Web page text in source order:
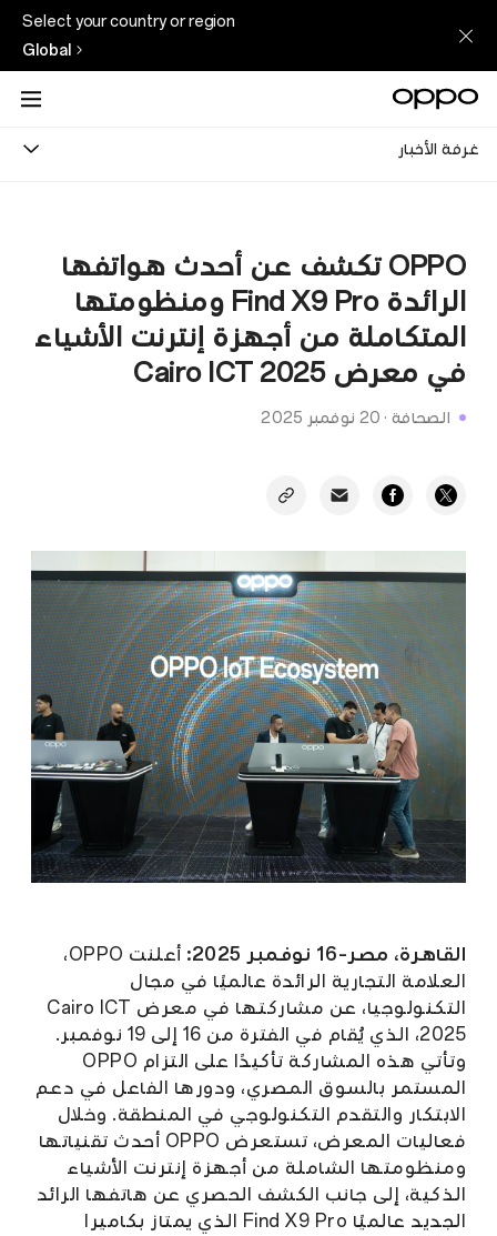
Select your country or region
Global
غرفة الأخبار
OPPO تكشف عن أحدث هواتفها
الرائدة Find X9 Pro ومنظومتها
المتكاملة من أجهزة إنترنت الأشياء
في معرض Cairo ICT 2025
الصحافة· 20 نوفمبر 2025
القاهرة، مصر–16 نوفمبر 2025:
أعلنت OPPO،
العلامة التجارية الرائدة عالميًا في مجال
التكنولوجيا، عن مشاركتها في معرض Cairo ICT
2025، الذي يُقام في الفترة من 16 إلى 19 نوفمبر.
وتأتي هذه المشاركة تأكيدًا على التزام OPPO
المستمر بالسوق المصري، ودورها الفاعل في دعم
الابتكار والتقدم التكنولوجي في المنطقة. وخلال
فعاليات المعرض، تستعرض OPPO أحدث تقنياتها
ومنظومتها الشاملة من أجهزة إنترنت الأشياء
الذكية، إلى جانب الكشف الحصري عن هاتفها الرائد
الجديد عالميًا Find X9 Pro الذي يمتاز بكاميرا